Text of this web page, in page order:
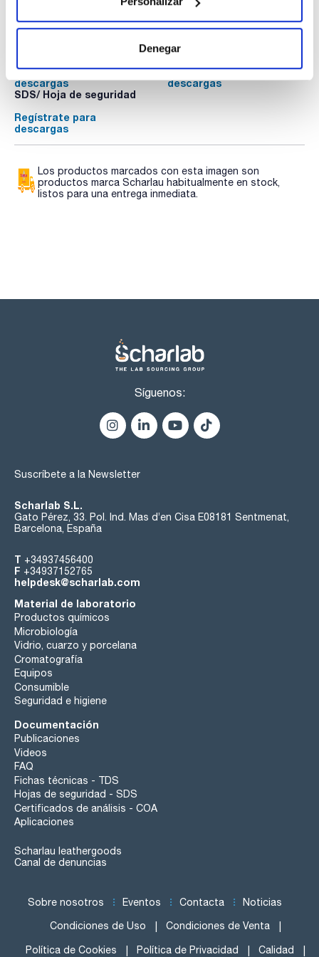
Denegar
de esta sección. Las balanzas se suministran sin certificado.
DAkkS. Debe solicitarse en el mismo pedido de la balanza.
Documentación técnica
Regístrate para
descargas
COA
Regístrate para
descargas
SDS/ Hoja de seguridad
Regístrate para
descargas
Los productos marcados con esta imagen son
productos marca Scharlau habitualmente en stock,
listos para una entrega inmediata.
Síguenos:
Suscríbete a la Newsletter
Scharlab S.L.
Gato Pérez, 33. Pol. Ind. Mas d’en Cisa E08181 Sentmenat,
Barcelona, España
T +34937456400
F +34937152765
helpdesk@scharlab.com
Material de laboratorio
Productos químicos
Microbiología
Vidrio, cuarzo y porcelana
Cromatografía
Equipos
Consumible
Seguridad e higiene
Documentación
Publicaciones
Videos
FAQ
Fichas técnicas - TDS
Hojas de seguridad - SDS
Certificados de análisis - COA
Aplicaciones
Scharlau leathergoods
Canal de denuncias
Sobre nosotros Eventos Contacta Noticias
Condiciones de Uso Condiciones de Venta
Política de Cookies Política de Privacidad Calidad